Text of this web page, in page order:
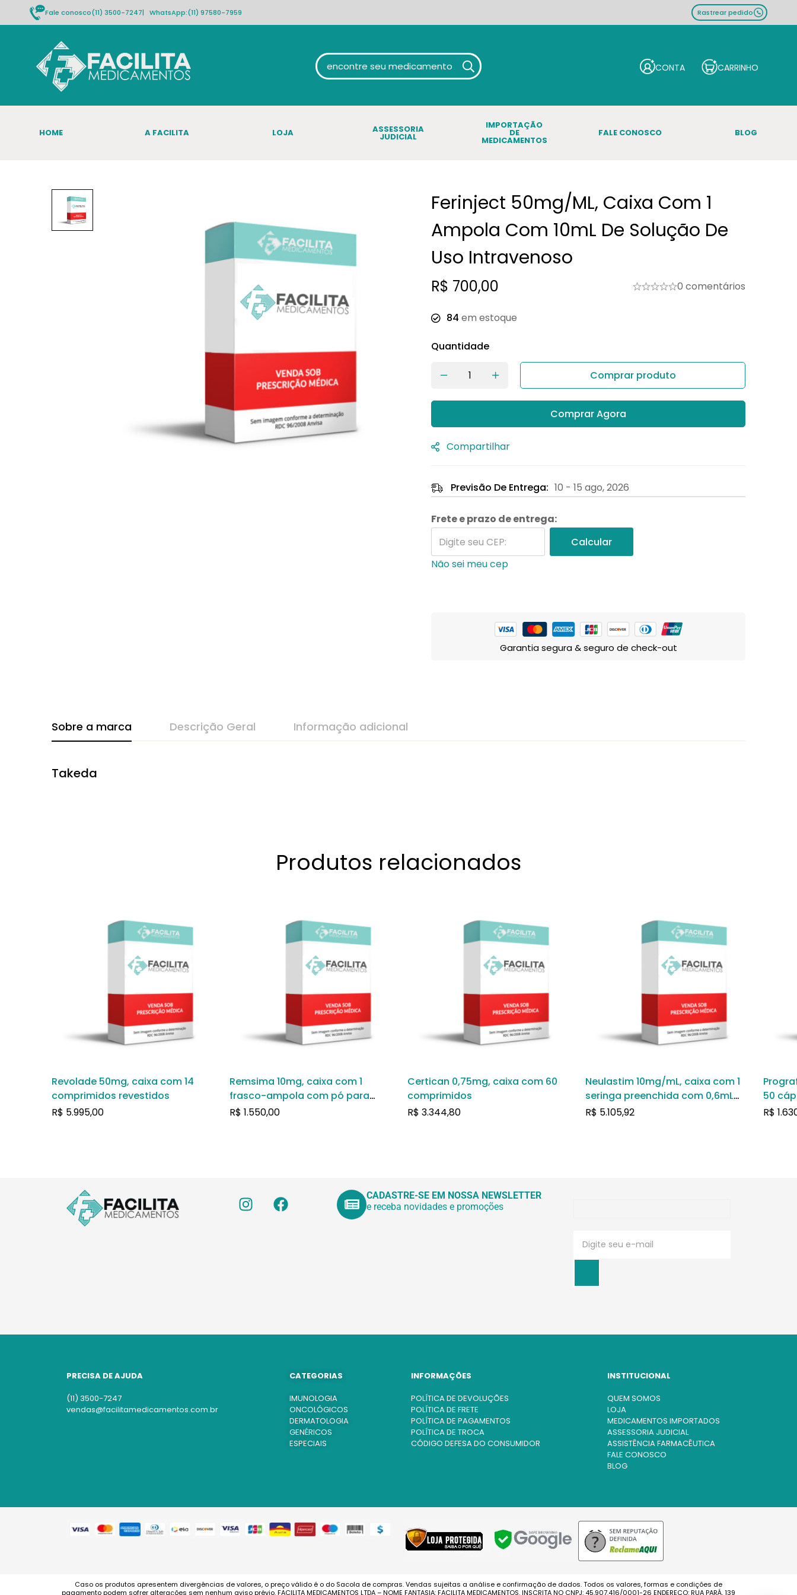
Fale conosco(11) 3500-7247| WhatsApp:(11) 97580-7959 Rastrear pedido
HOME A FACILITA LOJA ASSESSORIA
JUDICIAL
IMPORTAÇÃO
DE
MEDICAMENTOS
FALE CONOSCO BLOG
Ferinject 50mg/mL, Caixa Com 1
Ampola Com 10mL De Solução De
Uso Intravenoso
R$ 700,00 0 comentários
84 em estoque
Quantidade
Comprar produto
Comprar Agora
Compartilhar
Previsão De Entrega: 10 - 15 ago, 2026
Frete e prazo de entrega:
Calcular
Não sei meu cep
Garantia segura & seguro de check-out
Sobre a marca Descrição Geral Informação adicional
Takeda
Produtos relacionados
Revolade 50mg, caixa com 14
comprimidos revestidos
R$ 5.995,00
Remsima 10mg, caixa com 1
frasco-ampola com pó para
solução para uso intravenoso
R$ 1.550,00
Certican 0,75mg, caixa com 60
comprimidos
R$ 3.344,80
Neulastim 10mg/mL, caixa com 1
seringa preenchida com 0,6mL
de solução de uso subcutâneo
R$ 5.105,92
50
R$
CADASTRE-SE EM NOSSA NEWSLETTER
e receba novidades e promoções
PRECISA DE AJUDA
(11) 3500-7247
vendas@facilitamedicamentos.com.br
CATEGORIAS
IMUNOLOGIA
ONCOLÓGICOS
DERMATOLOGIA
GENÉRICOS
ESPECIAIS
INFORMAÇÕES
POLÍTICA DE DEVOLUÇÕES
POLÍTICA DE FRETE
POLÍTICA DE PAGAMENTOS
POLÍTICA DE TROCA
CÓDIGO DEFESA DO CONSUMIDOR
INSTITUCIONAL
QUEM SOMOS
LOJA
MEDICAMENTOS IMPORTADOS
ASSESSORIA JUDICIAL
ASSISTÊNCIA FARMACÊUTICA
FALE CONOSCO
BLOG
Caso os produtos apresentem divergências de valores, o preço válido é o do Sacola de compras. Vendas sujeitas a análise e confirmação de dados. Todos os valores, formas e condições de
pagamento podem sofrer alterações sem nenhum aviso prévio. FACILITA MEDICAMENTOS LTDA – NOME FANTASIA: FACILITA MEDICAMENTOS. INSCRITA NO CNPJ: 45.907.416/0001-26 ENDEREÇO: RUA PARÁ, 139